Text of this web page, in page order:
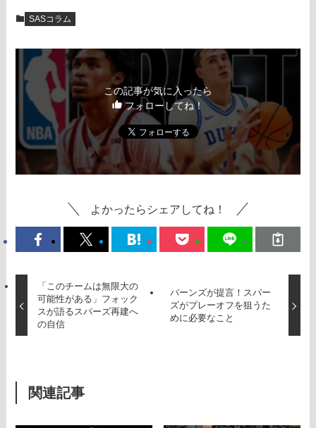
SASコラム
この記事が気に入ったら
フォローしてね！
よかったらシェアしてね！
「このチームは無限大の
可能性がある」フォック
スが語るスパーズ再建へ
の自信
バーンズが提言！スパー
ズがプレーオフを狙うた
めに必要なこと
関連記事